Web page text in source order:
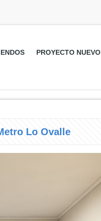
PROYECTO NUEVO
Lo Ovalle